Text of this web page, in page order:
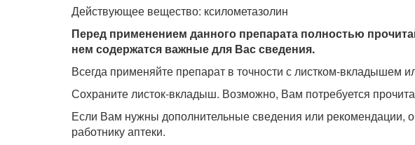
Действующее вещество: ксилометазолин
Перед применением данного препарата полностью
нем содержатся важные для Вас сведения.
Всегда применяйте препарат в точности с листком-вкладышем
Сохраните листок-вкладыш. Возможно, Вам потребуется
Если Вам нужны дополнительные сведения или рекомендации,
работнику аптеки.